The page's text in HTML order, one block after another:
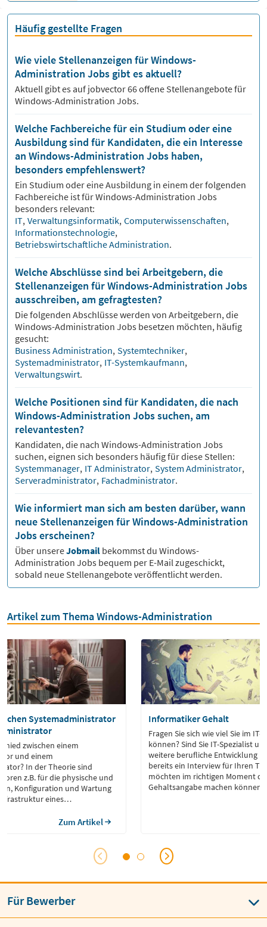
Häufig gestellte Fragen
Wie viele Stellenanzeigen für Windows-
Administration Jobs gibt es aktuell?
Aktuell gibt es auf jobvector66offene Stellenangebote für
Windows-Administration Jobs.
Welche Fachbereiche für ein Studium oder eine
Ausbildung sind für Kandidaten, die ein Interesse
an Windows-Administration Jobs haben,
besonders empfehlenswert?
Ein Studium oder eine Ausbildung in einem der folgenden
Fachbereiche ist fürWindows-Administration Jobs
besonders relevant:
IT, Verwaltungsinformatik, Computerwissenschaften,
Informationstechnologie,
Betriebswirtschaftliche Administration.
Welche Abschlüsse sind bei Arbeitgebern, die
Stellenanzeigen für Windows-Administration Jobs
ausschreiben, am gefragtesten?
Die folgenden Abschlüsse werden von Arbeitgebern, die
Windows-Administration Jobs besetzen möchten, häufig
gesucht:
Business Administration, Systemtechniker,
Systemadministrator, IT-Systemkaufmann,
Verwaltungswirt.
Welche Positionen sind für Kandidaten, die nach
Windows-Administration Jobs suchen, am
relevantesten?
Kandidaten, die nach Windows-Administration Jobs
suchen, eignen sich besonders häufig für diese Stellen:
Systemmanager, IT Administrator, System Administrator,
Serveradministrator, Fachadministrator.
Wie informiert man sich am besten darüber, wann
neue Stellenanzeigen für Windows-Administration
Jobs erscheinen?
Über unsereJobmail bekommst du Windows-
Administration Jobs bequem per E-Mail zugeschickt,
sobald neue Stellenangebote veröffentlicht werden.
Artikel zum Thema Windows-Administration
Systemadministrator
zwischen einem
und einem
In der Theorie sind
z.B. für die physische und
Konfiguration und Wartung
eines
Zum Artikel
Informatiker Gehalt
Fragen Sie sich wie viel Sie im IT-
können? Sind Sie IT-Spezialist
weitere berufliche Entwicklung
bereits ein Interview für Ihren
möchten im richtigen Moment
Gehaltsangabe machen können?
Für Bewerber